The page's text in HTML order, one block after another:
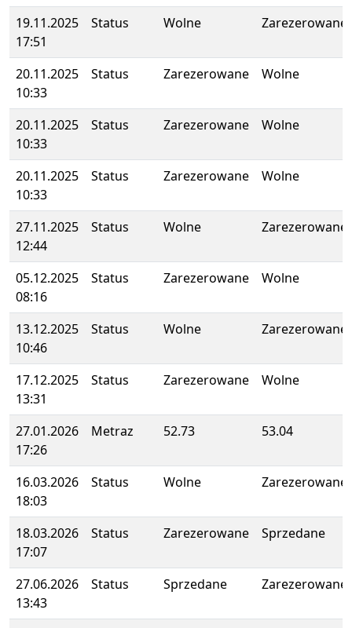
19.11.2025
17:51
Status Wolne Zarezerowane
20.11.2025
10:33
Status Zarezerowane Wolne
20.11.2025
10:33
Status Zarezerowane Wolne
20.11.2025
10:33
Status Zarezerowane Wolne
27.11.2025
12:44
Status Wolne Zarezerowane
05.12.2025
08:16
Status Zarezerowane Wolne
13.12.2025
10:46
Status Wolne Zarezerowane
17.12.2025
13:31
Status Zarezerowane Wolne
27.01.2026
17:26
Metraz 52.73 53.04
16.03.2026
18:03
Status Wolne Zarezerowane
18.03.2026
17:07
Status Zarezerowane Sprzedane
27.06.2026
13:43
Status Sprzedane Zarezerowane